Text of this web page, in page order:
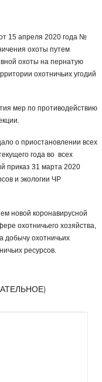
15 апреля 2020 года №
охоты путем
охоты на пернатую
охотничьих угодий
мер по противодействию
о приостановлении всех
года во всех
приказ 31 марта 2020
и экологии ЧР
новой коронавирусной
охотничьего хозяйства,
добычу охотничьих
ресурсов.